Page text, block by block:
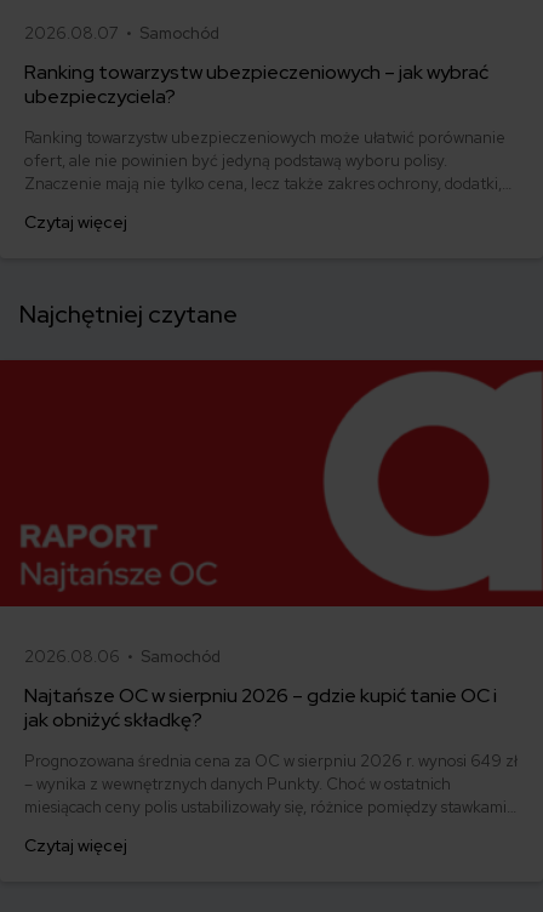
2026.08.07 • Samochód
Ranking towarzystw ubezpieczeniowych – jak wybrać
ubezpieczyciela?
Ranking towarzystw ubezpieczeniowych może ułatwić porównanie
ofert, ale nie powinien być jedyną podstawą wyboru polisy.
Znaczenie mają nie tylko cena, lecz także zakres ochrony, dodatki,
czytać rankingi ubezpieczycieli, korzystać z raportów rynkowych i
Czytaj więcej
Najchętniej czytane
2026.08.06 • Samochód
Najtańsze OC w sierpniu 2026 – gdzie kupić tanie OC i
jak obniżyć składkę?
Prognozowana średnia cena za OC w sierpniu 2026 r. wynosi 649 zł
– wynika z wewnętrznych danych Punkty. Choć w ostatnich
miesiącach ceny polis ustabilizowały się, różnice pomiędzy stawkami
500 zł, inni – powyżej 1500 zł. Gdzie znaleźć najtańsze OC w Polsce
Czytaj więcej